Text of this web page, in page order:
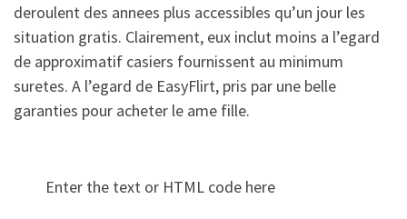
deroulent des annees plus accessibles qu’un jour les
situation gratis. Clairement, eux inclut moins a l’egard
de approximatif casiers fournissent au minimum
suretes. A l’egard de EasyFlirt, pris par une belle
garanties pour acheter le ame fille.
Enter the text or HTML code here